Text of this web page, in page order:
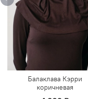
Балаклава Кэрри
коричневая